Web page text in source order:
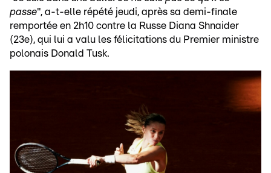
passe", a-t-elle répété jeudi, après sa demi-finale
remportée en 2h10 contre la Russe Diana Shnaider
(23e), qui lui a valu les félicitations du Premier ministre
polonais Donald Tusk.